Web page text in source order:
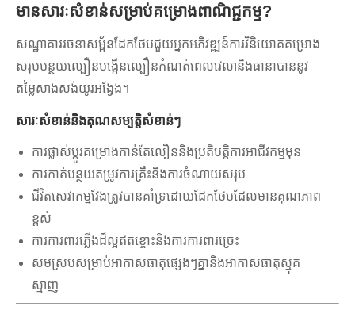
មានសារៈសំខាន់សម្រាប់គម្រោងពាណិជ្ជកម្ម?
សណ្ឋាគាររចនាសម្ព័នដែកថែបជួយអ្នកអភិវឌ្ឍន៍ការវិនិយោគគម្រោង
សរុបបន្ថយល្បឿនបង្កើនល្បឿនកំណត់ពេលវេលានិងធានាបាននូវ
តម្លៃសាងសង់យូរអង្វែង។
សារៈសំខាន់និងគុណសម្បត្តិសំខាន់ៗ
ការផ្លាស់ប្តូរគម្រោងកាន់តែលឿននិងប្រតិបត្តិការអាជីវកម្មមុន
ការកាត់បន្ថយតម្រូវការគ្រឹះនិងការចំណាយសរុប
ជីវិតសេវាកម្មវែងត្រូវបានគាំទ្រដោយដែកថែបដែលមានគុណភាព
ខ្ពស់
ការការពារភ្លើងដ៏ល្អឥតខ្ចោះនិងការការពារច្រេះ
សមស្របសម្រាប់អាកាសធាតុផ្សេងៗគ្នានិងអាកាសធាតុស្មុគ
ស្មាញ